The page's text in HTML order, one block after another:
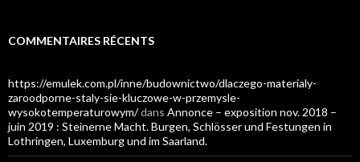
COMMENTAIRES RÉCENTS
https://emulek.com.pl/inne/budownictwo/dlaczego-materialy-
zaroodporne-staly-sie-kluczowe-w-przemysle-
wysokotemperaturowym/dans Annonce – exposition nov. 2018 –
juin 2019 : Steinerne Macht. Burgen, Schlösser und Festungen in
Lothringen, Luxemburg und im Saarland.